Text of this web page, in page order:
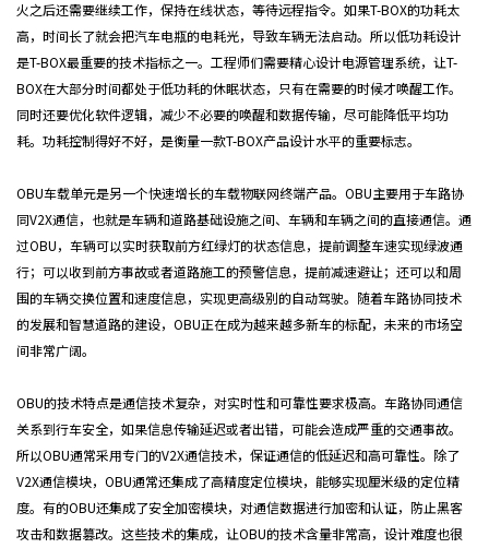
火之后还需要继续工作，保持在线状态，等待远程指令。如果T-BOX的功耗太
高，时间长了就会把汽车电瓶的电耗光，导致车辆无法启动。所以低功耗设计
是T-BOX最重要的技术指标之一。工程师们需要精心设计电源管理系统，让T-
BOX在大部分时间都处于低功耗的休眠状态，只有在需要的时候才唤醒工作。
同时还要优化软件逻辑，减少不必要的唤醒和数据传输，尽可能降低平均功
耗。功耗控制得好不好，是衡量一款T-BOX产品设计水平的重要标志。
OBU车载单元是另一个快速增长的车载物联网终端产品。OBU主要用于车路协
同V2X通信，也就是车辆和道路基础设施之间、车辆和车辆之间的直接通信。通
过OBU，车辆可以实时获取前方红绿灯的状态信息，提前调整车速实现绿波通
行；可以收到前方事故或者道路施工的预警信息，提前减速避让；还可以和周
围的车辆交换位置和速度信息，实现更高级别的自动驾驶。随着车路协同技术
的发展和智慧道路的建设，OBU正在成为越来越多新车的标配，未来的市场空
间非常广阔。
OBU的技术特点是通信技术复杂，对实时性和可靠性要求极高。车路协同通信
关系到行车安全，如果信息传输延迟或者出错，可能会造成严重的交通事故。
所以OBU通常采用专门的V2X通信技术，保证通信的低延迟和高可靠性。除了
V2X通信模块，OBU通常还集成了高精度定位模块，能够实现厘米级的定位精
度。有的OBU还集成了安全加密模块，对通信数据进行加密和认证，防止黑客
攻击和数据篡改。这些技术的集成，让OBU的技术含量非常高，设计难度也很